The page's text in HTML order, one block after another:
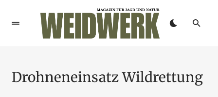
Drohneneinsatz Wildrettung